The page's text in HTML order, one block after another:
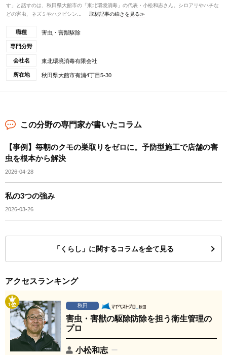
す」と話すのは、秋田県大館市の「東北環境消毒」の代表・小松和志さん。シロアリやハチな
どの害虫、ネズミやハクビシン...
取材記事の続きを見る≫
職種 害虫・害獣駆除
専門分野
会社名 東北環境消毒有限会社
所在地 秋田県大館市有浦4丁目5-30
この分野の専門家が書いたコラム
【事例】毎朝のクモの巣取りをゼロに。予防型施工で店舗の害
虫を根本から解決
2026-04-28
私の3つの強み
2026-03-26
「くらし」に関するコラムを全て見る
アクセスランキング
1位 秋田
害虫・害獣の駆除防除を担う衛生管理の
プロ
小松和志